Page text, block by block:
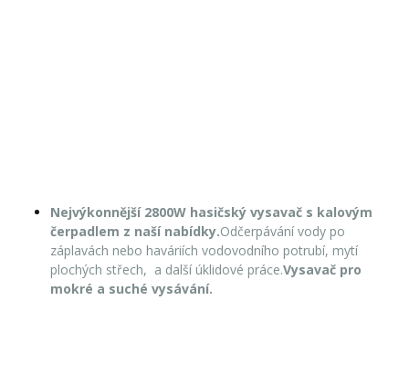
Nejvýkonnější 2800W hasičský vysavač s kalovým
čerpadlem z naší nabídky.Odčerpávání vody po
záplavách nebo haváriích vodovodního potrubí, mytí
plochých střech, a další úklidové práce.Vysavač pro
mokré a suché vysávání.